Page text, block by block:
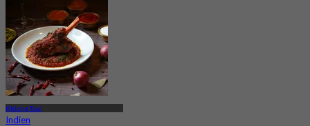
Khlong Toei
Indien